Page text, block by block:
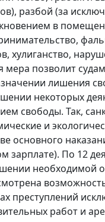
разбой (за
в
хулиганство,
мера позволит
лишения
некоторых
свободы. Так,
и
основного
зарплате). По 12
необходимой
преступлений
работ и